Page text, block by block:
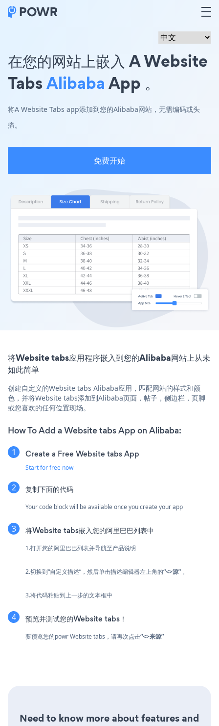
在您的网站上嵌入 A Website
TabsAlibabaApp 。
将A Website Tabs app添加到您的Alibaba网站，无需编码或头
痛。
免费开始
将Website tabs应用程序嵌入到您的Alibaba网站上从未
如此简单
创建自定义的Website tabs Alibaba应用，匹配网站的样式和颜
色，并将Website tabs添加到Alibaba页面，帖子，侧边栏，页脚
或您喜欢的任何位置现场。
How To Add a Website tabs App on Alibaba:
Create a Free Website tabs App
Start for free now
复制下面的代码
Your code block will be available once you create your app
将Website tabs嵌入您的阿里巴巴列表中
1.打开您的阿里巴巴列表并导航至产品说明
2.切换到“自定义描述”，然后单击描述编辑器左上角的“<>源” 。
3.将代码粘贴到上一步的文本框中
预览并测试您的Website tabs！
要预览您的powr Website tabs，请再次点击“<>来源”
Need to know more about features and